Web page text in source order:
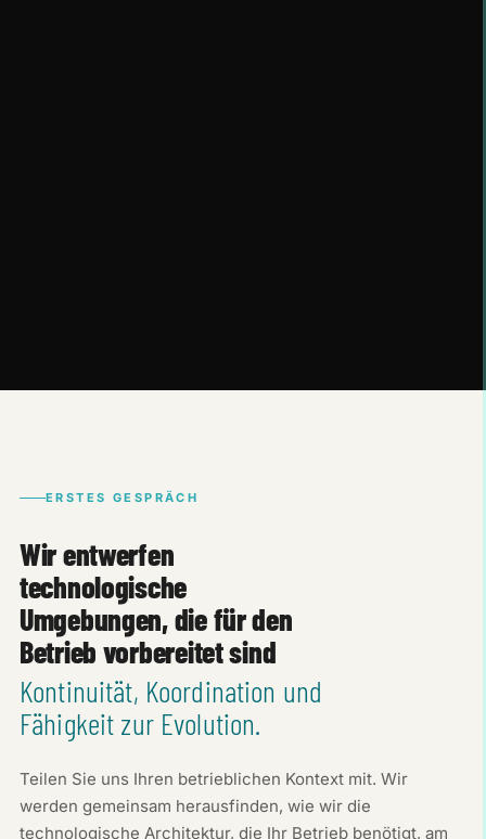
ERSTES GESPRÄCH
Wir entwerfen
technologische
Umgebungen, die für den
Betrieb vorbereitet sind
Kontinuität, Koordination und
Fähigkeit zur Evolution.
Teilen Sie uns Ihren betrieblichen Kontext mit. Wir
werden gemeinsam herausfinden, wie wir die
technologische Architektur, die Ihr Betrieb benötigt, am